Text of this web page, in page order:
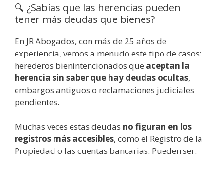
🔍 ¿Sabías que las herencias pueden
tener más deudas que bienes?
En JR Abogados, con más de 25 años de
experiencia, vemos a menudo este tipo de casos:
herederos bienintencionados que aceptan la
herencia sin saber que hay deudas ocultas,
embargos antiguos o reclamaciones judiciales
pendientes.
Muchas veces estas deudas no figuran en los
registros más accesibles, como el Registro de la
Propiedad o las cuentas bancarias. Pueden ser: